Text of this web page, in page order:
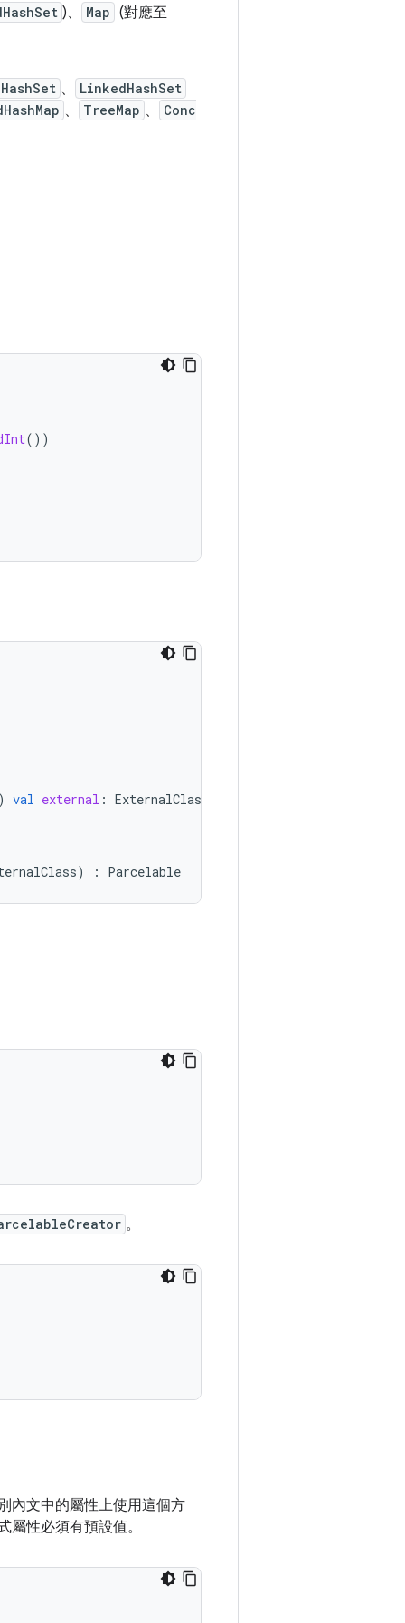
)、 Map (對應至
HashSet 、 LinkedHashSet
、 TreeMap 、
Conc
())
val external : ExternalClass
) : Parcelable
。
內文中的屬性上使用這個方
屬性必須有預設值。